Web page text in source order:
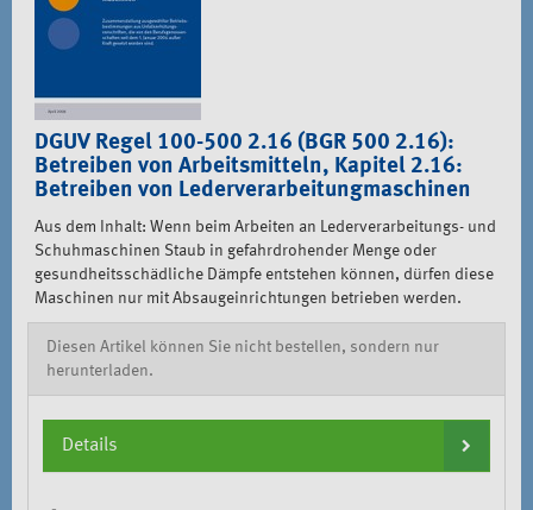
DGUV Regel 100-500 2.16 (BGR 500 2.16):
Betreiben von Arbeitsmitteln, Kapitel 2.16:
Betreiben von Lederverarbeitungmaschinen
Aus dem Inhalt: Wenn beim Arbeiten an Lederverarbeitungs- und
Schuhmaschinen Staub in gefahrdrohender Menge oder
gesundheitsschädliche Dämpfe entstehen können, dürfen diese
Maschinen nur mit Absaugeinrichtungen betrieben werden.
Diesen Artikel können Sie nicht bestellen, sondern nur
herunterladen.
Details